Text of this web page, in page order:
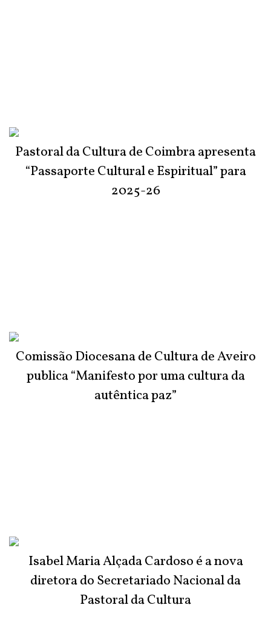
Pastoral da Cultura de Coimbra apresenta
“Passaporte Cultural e Espiritual” para
2025-26
Comissão Diocesana de Cultura de Aveiro
publica “Manifesto por uma cultura da
autêntica paz”
Isabel Maria Alçada Cardoso é a nova
diretora do Secretariado Nacional da
Pastoral da Cultura